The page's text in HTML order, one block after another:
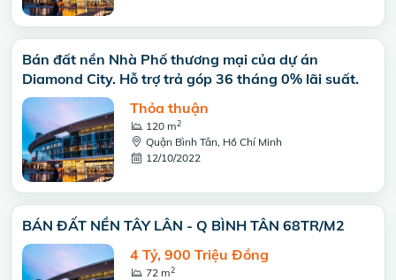
Bán đất nền Nhà Phố thương mại của dự án
Diamond City. Hỗ trợ trả góp 36 tháng 0% lãi suất.
Thỏa thuận
120 m2
Quận Bình Tân, Hồ Chí Minh
12/10/2022
BÁN ĐẤT NỀN TÂY LÂN - Q BÌNH TÂN 68TR/M2
4 Tỷ, 900 Triệu Đồng
72 m2